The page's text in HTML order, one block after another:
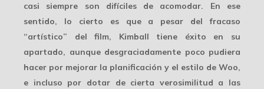
casi siempre son difíciles de acomodar. En ese
sentido, lo cierto es que a pesar del fracaso
“artístico” del film, Kimball tiene éxito en su
apartado, aunque desgraciadamente poco pudiera
hacer por mejorar la planificación y el estilo de Woo,
e incluso por dotar de cierta verosimilitud a las